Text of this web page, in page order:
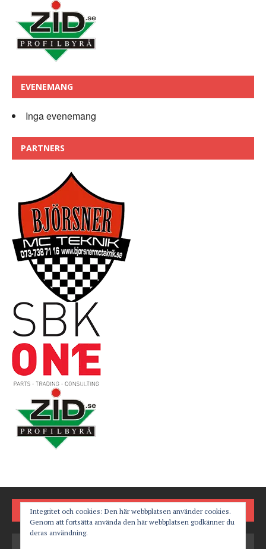
EVENEMANG
Inga evenemang
PARTNERS
FÖLJ OSS PÅ
Integritet och cookies: Den här webbplatsen använder cookies.
Genom att fortsätta använda den här webbplatsen godkänner du
deras användning.